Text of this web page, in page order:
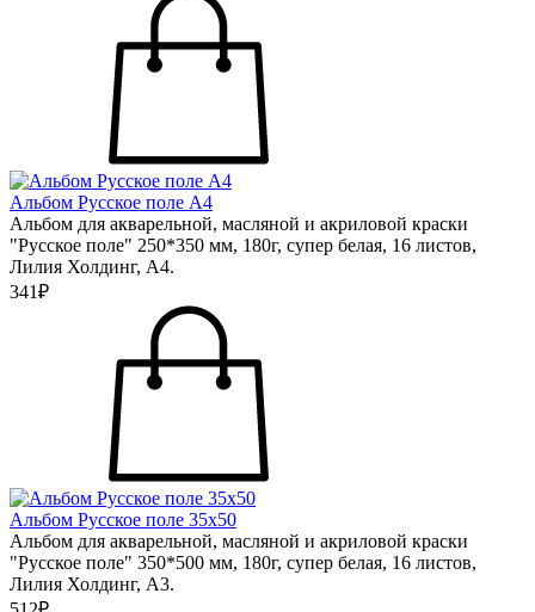
Альбом Русское поле А4
Альбом для акварельной, масляной и акриловой краски
"Русское поле" 250*350 мм, 180г, супер белая, 16 листов,
Лилия Холдинг, А4.
341₽
Альбом Русское поле 35х50
Альбом для акварельной, масляной и акриловой краски
"Русское поле" 350*500 мм, 180г, супер белая, 16 листов,
Лилия Холдинг, А3.